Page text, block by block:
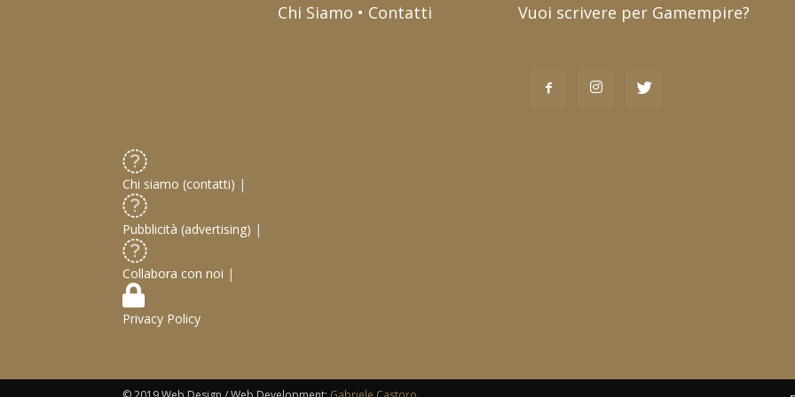
Chi Siamo • Contatti Vuoi scrivere per Gamempire?
Chi siamo (contatti) |
Pubblicità (advertising) |
Collabora con noi |
Privacy Policy